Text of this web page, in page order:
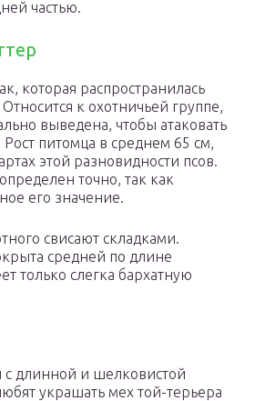
частью.
которая распространилась
к охотничьей группе,
выведена, чтобы атаковать
питомца в среднем 65 см,
этой разновидности псов.
точно, так как
его значение.
свисают складками.
средней по длине
только слегка бархатную
с длинной и шелковистой
украшать мех той-терьера